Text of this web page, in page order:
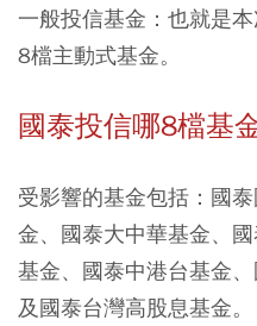
一般投信基金：也就是
8檔主動式基金。
國泰投信哪8檔基
受影響的基金包括：國
金、國泰大中華基金、
基金、國泰中港台基金
及國泰台灣高股息基金。